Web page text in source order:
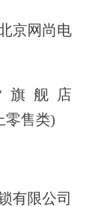
京网尚电
舰店
零售类)
限公司